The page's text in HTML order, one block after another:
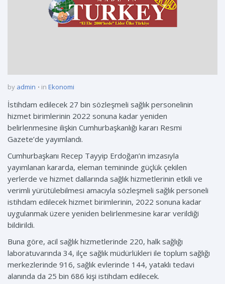
by admin in Ekonomi
İstihdam edilecek 27 bin sözleşmeli sağlık personelinin
hizmet birimlerinin 2022 sonuna kadar yeniden
belirlenmesine ilişkin Cumhurbaşkanlığı kararı Resmi
Gazete’de yayımlandı.
Cumhurbaşkanı Recep Tayyip Erdoğan’ın imzasıyla
yayımlanan kararda, eleman temininde güçlük çekilen
yerlerde ve hizmet dallarında sağlık hizmetlerinin etkili ve
verimli yürütülebilmesi amacıyla sözleşmeli sağlık personeli
istihdam edilecek hizmet birimlerinin, 2022 sonuna kadar
uygulanmak üzere yeniden belirlenmesine karar verildiği
bildirildi.
Buna göre, acil sağlık hizmetlerinde 220, halk sağlığı
laboratuvarında 34, ilçe sağlık müdürlükleri ile toplum sağlığı
merkezlerinde 916, sağlık evlerinde 144, yataklı tedavi
alanında da 25 bin 686 kişi istihdam edilecek.